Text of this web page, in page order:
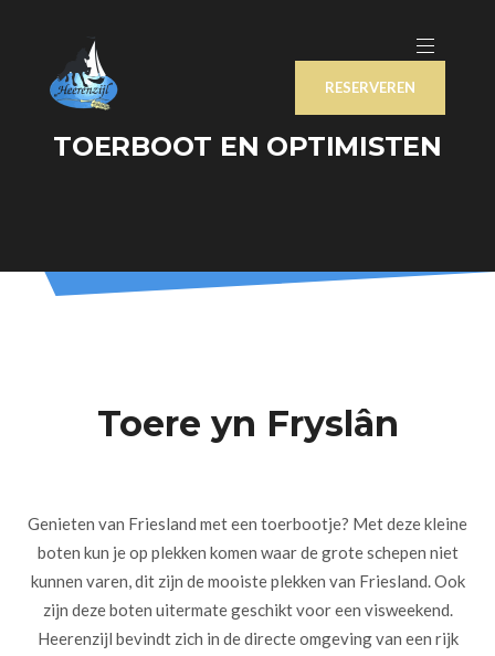
RESERVEREN
TOERBOOT EN OPTIMISTEN
Toere yn Fryslân
Genieten van Friesland met een toerbootje? Met deze kleine
boten kun je op plekken komen waar de grote schepen niet
kunnen varen, dit zijn de mooiste plekken van Friesland. Ook
zijn deze boten uitermate geschikt voor een visweekend.
Heerenzijl bevindt zich in de directe omgeving van een rijk